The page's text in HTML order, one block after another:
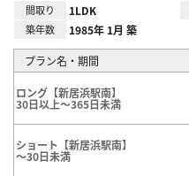
間取り 1LDK
築年数 1985年 1月 築
プラン名・期間
ロング【新居浜駅南】
30日以上～365日未満
ショート【新居浜駅南】
～30日未満